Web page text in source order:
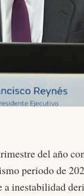
del año
periodo de
a inestabilidad